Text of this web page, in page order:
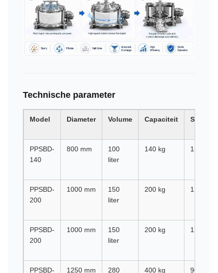
Technische parameter
Model Diameter Volume Capaciteit
PPSBD-
140
800 mm
100
liter
140 kg 1500
PPSBD-
200
1000 mm
150
liter
200 kg 1200
PPSBD-
200
1000 mm
150
liter
200 kg 1200
PPSBD- 1250 mm 280 400 kg 900 tpm